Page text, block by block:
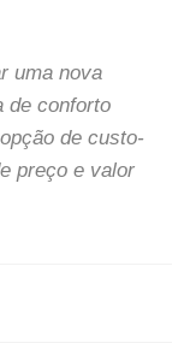
uma nova
de conforto
de custo-
preço e valor